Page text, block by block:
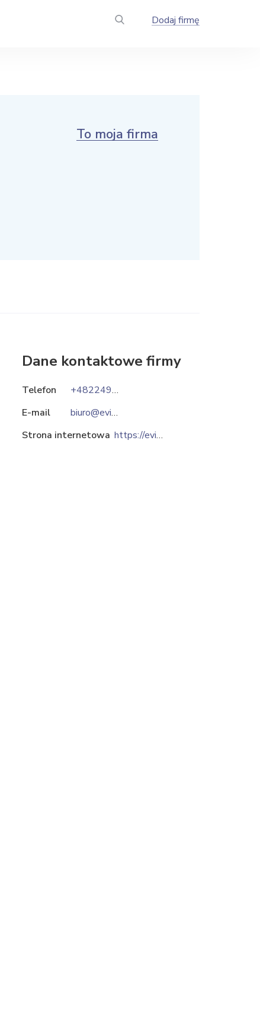
Dodaj firmę
To moja firma
Dane kontaktowe firmy
Telefon
+48224985077
E-mail
biuro@evitahats.pl
Strona internetowa
https://evitahats.pl